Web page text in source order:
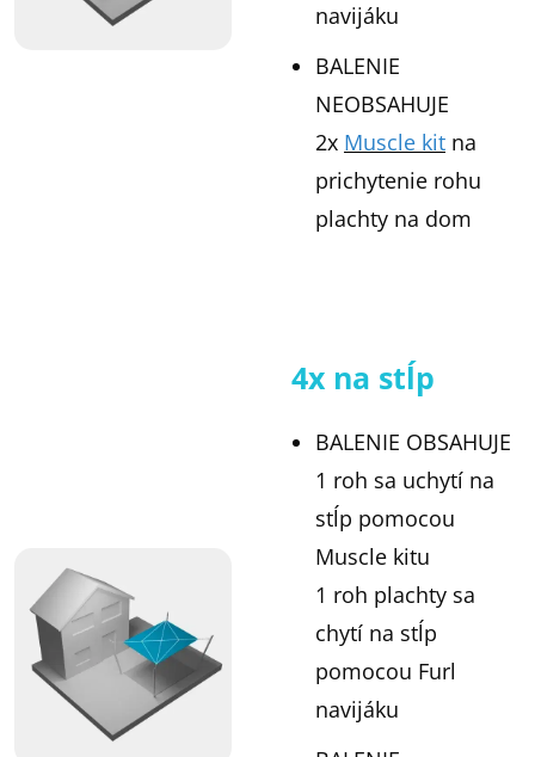
navijáku
BALENIE
NEOBSAHUJE
2x Muscle kit na
prichytenie rohu
plachty na dom
4x na stĺp
BALENIE OBSAHUJE
1 roh sa uchytí na
stĺp pomocou
Muscle kitu
1 roh plachty sa
chytí na stĺp
pomocou Furl
navijáku